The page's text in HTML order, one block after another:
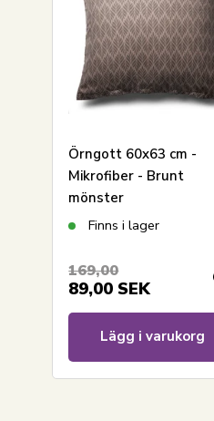
Örngott 60x63 cm -
Mikrofiber - Brunt
mönster
Finns i lager
169,00
89,00 SEK
Lägg i varukorg